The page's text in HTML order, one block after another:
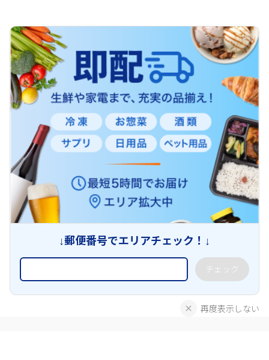
↓郵便番号でエリアチェック！↓
チェック
再度表示しない